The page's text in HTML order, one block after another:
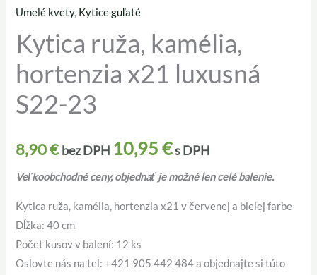
Umelé kvety, Kytice guľaté
Kytica ruža, kamélia,
hortenzia x21 luxusná
S22-23
8,90€ bez DPH 10,95€s DPH
Veľkoobchodné ceny, objednať je možné len celé balenie.
Kytica ruža, kamélia, hortenzia x21 v červenej a bielej farbe
Dĺžka: 40 cm
Počet kusov v balení: 12 ks
Oslovte nás na tel: +421 905 442 484 a objednajte si túto
množstvo
Kytica
ruža,
kamélia,
hortenzia
x21
S22-